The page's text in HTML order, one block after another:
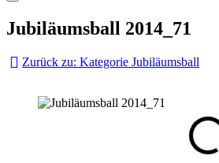
Jubiläumsball 2014_71
Zurück zu: Kategorie Jubiläumsball